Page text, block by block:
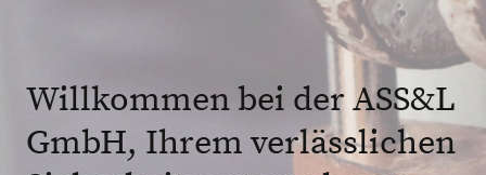
Willkommen bei der ASS&L
GmbH, Ihrem verlässlichen